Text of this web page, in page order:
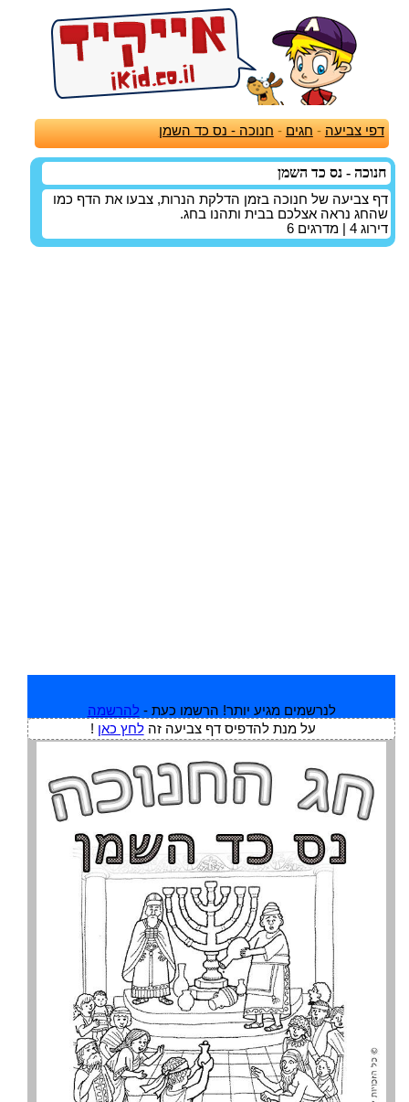
דפי צביעה - חגים - חנוכה - נס כד השמן
חנוכה - נס כד השמן
דף צביעה של חנוכה בזמן הדלקת הנרות, צבעו את הדף כמו
שהחג נראה אצלכם בבית ותהנו בחג.
דירוג 4 | מדרגים 6
לנרשמים מגיע יותר! הרשמו כעת - להרשמה
על מנת להדפיס דף צביעה זהלחץ כאן !